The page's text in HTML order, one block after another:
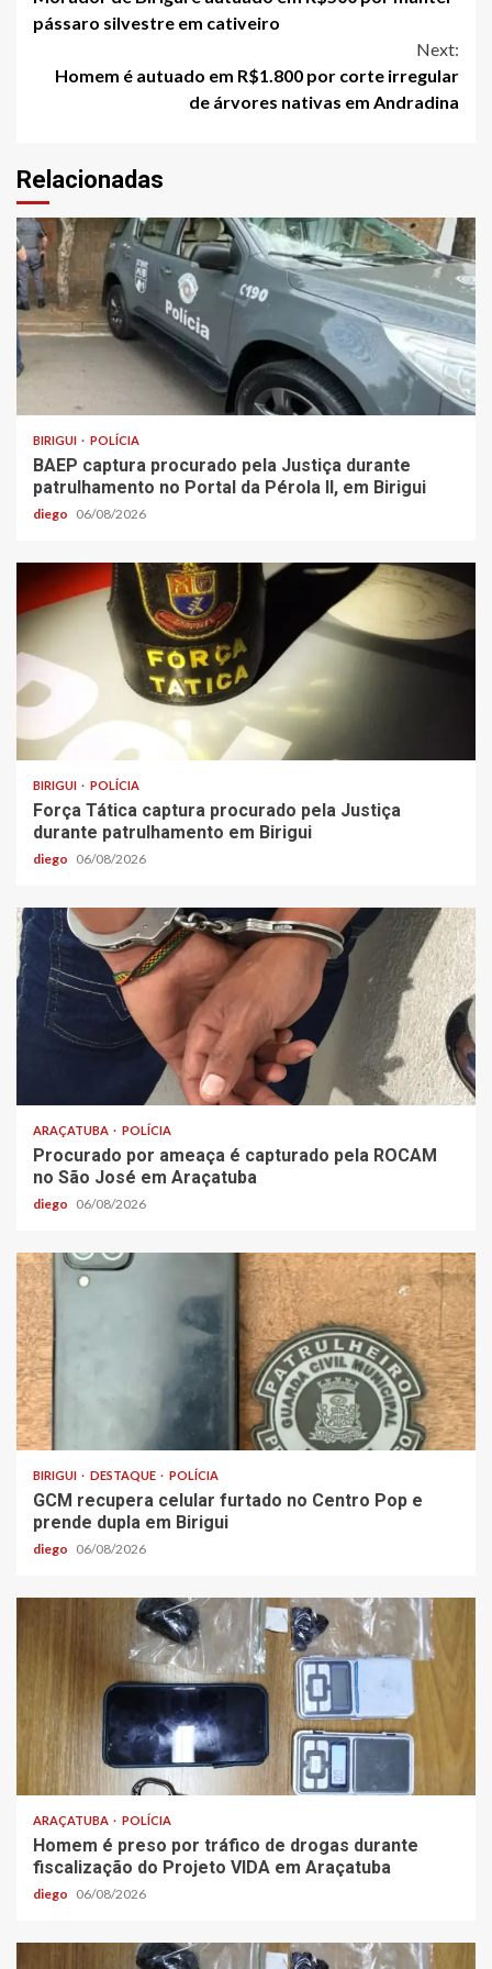
Reading
pássaro silvestre em cativeiro
Next:
Homem é autuado em R$1.800 por corte irregular
de árvores nativas em Andradina
Relacionadas
BIRIGUI POLÍCIA
BAEP captura procurado pela Justiça durante
patrulhamento no Portal da Pérola ll, em Birigui
diego 06/08/2026
BIRIGUI POLÍCIA
Força Tática captura procurado pela Justiça
durante patrulhamento em Birigui
diego 06/08/2026
ARAÇATUBA POLÍCIA
Procurado por ameaça é capturado pela ROCAM
no São José em Araçatuba
diego 06/08/2026
BIRIGUI DESTAQUE POLÍCIA
GCM recupera celular furtado no Centro Pop e
prende dupla em Birigui
diego 06/08/2026
ARAÇATUBA POLÍCIA
Homem é preso por tráfico de drogas durante
fiscalização do Projeto VIDA em Araçatuba
diego 06/08/2026